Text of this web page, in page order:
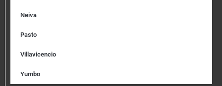
Neiva
Pasto
Villavicencio
Yumbo